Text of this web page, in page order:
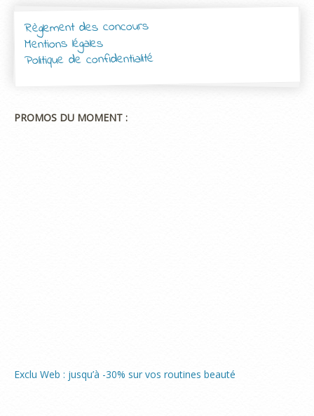
Règlement des concours
Mentions légales
Politique de confidentialité
PROMOS DU MOMENT :
Exclu Web : jusqu’à -30% sur vos routines beauté